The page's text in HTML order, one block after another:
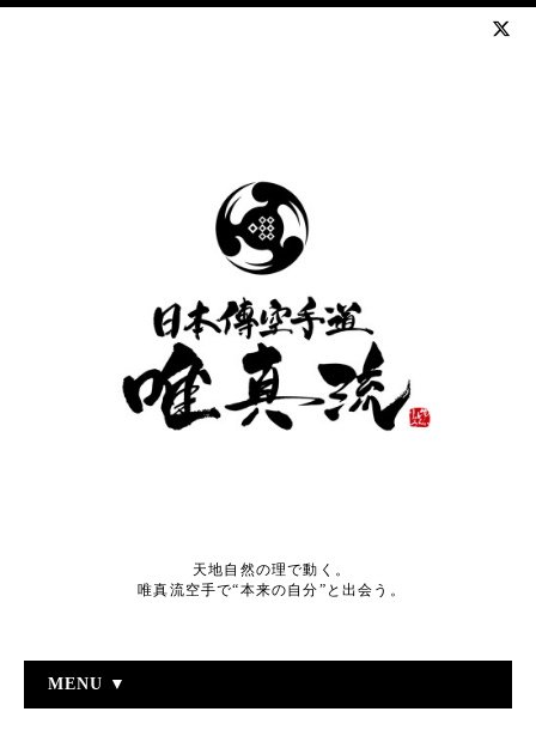
天地自然の理で動く。
唯真流空手で“本来の自分”と出会う。
MENU ▼